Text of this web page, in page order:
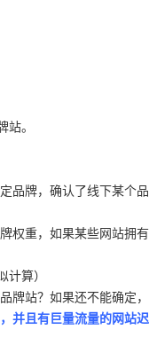
站。
品牌，确认了线下某个品
权重，如果某些网站拥有
计算）
牌站？如果还不能确定，
并且有巨量流量的网站迟